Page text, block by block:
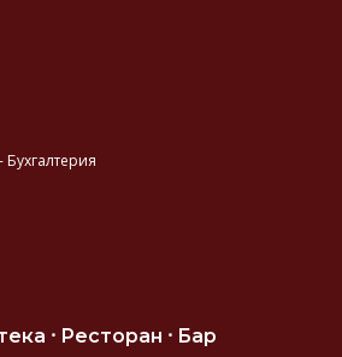
Бухгалтерия
⸱ Ресторан ⸱ Бар